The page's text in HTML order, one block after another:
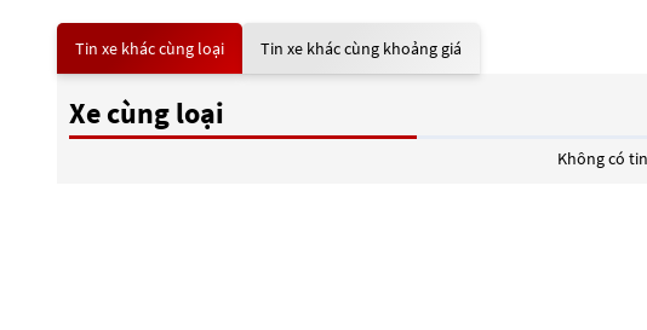
Tin xe khác cùng loại Tin xe khác cùng khoảng giá
Xe cùng loại
Không có